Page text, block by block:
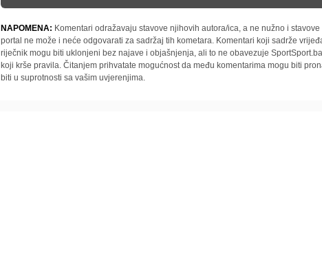
NAPOMENA: Komentari odražavaju stavove njihovih autora/ica, a ne nužno i
portal ne može i neće odgovarati za sadržaj tih kometara. Komentari koji sadrže
riječnik mogu biti uklonjeni bez najave i objašnjenja, ali to ne obavezuje
koji krše pravila. Čitanjem prihvatate mogućnost da među komentarima mogu biti
biti u suprotnosti sa vašim uvjerenjima.